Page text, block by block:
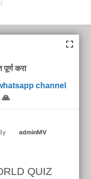
पूर्ण करा
channel
🙏
adminMV
QUIZ